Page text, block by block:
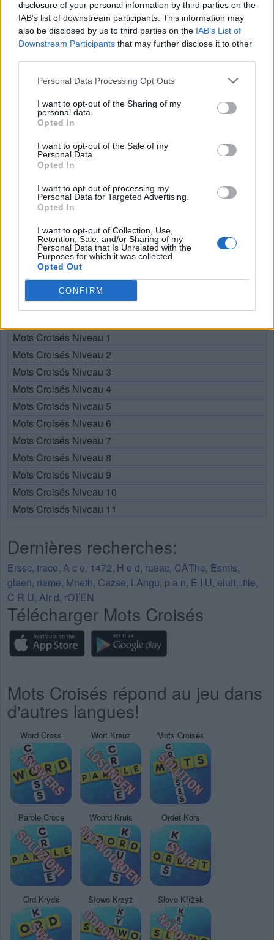
disclosure of your personal information by third parties on the
IAB’s list of downstream participants. This information may
also be disclosed by us to third parties on the IAB’s List of
Downstream Participants that may further disclose it to other
Personal Data Processing Opt Outs
I want to opt-out of the Sharing of my
personal data.
Opted In
I want to opt-out of the Sale of my
Personal Data.
Opted In
I want to opt-out of processing my
Personal Data for Targeted Advertising.
Opted In
I want to opt-out of Collection, Use,
Retention, Sale, and/or Sharing of my
Personal Data that Is Unrelated with the
Purposes for which it was collected.
Opted Out
CONFIRM
Recherche par lettres. Entrez
toutes les lettres du puzzle:
Recherche
lettres
puzzle:
Sélectionnez votre puzzle:
Puzzle introuvable.
Choisissez votre niveau:
Mots Croisés Niveau 1
Mots Croisés Niveau 2
Mots Croisés Niveau 3
Mots Croisés Niveau 4
Mots Croisés Niveau 5
Mots Croisés Niveau 6
Mots Croisés Niveau 7
Mots Croisés Niveau 8
Mots Croisés Niveau 9
Mots Croisés Niveau 10
Mots Croisés Niveau 11
Dernières recherches:
Erssc, trace, A c e, 1472, H e d, rueac, CÂThe, Èsmis,
glaen, riame, Mneth, Cazse, LAngu, p a n, E I U, eluit, .tile,
C R U, Air d, rOTEN
Télécharger Mots Croisés
Mots Croisés répond au jeu dans
d'autres langues!
Word Cross Wort Kreuz Mots Croisés
Parole Croce Woord Kruis Ordet Kors
Ord Kryds Słowo Krzyż Slovo Křížek